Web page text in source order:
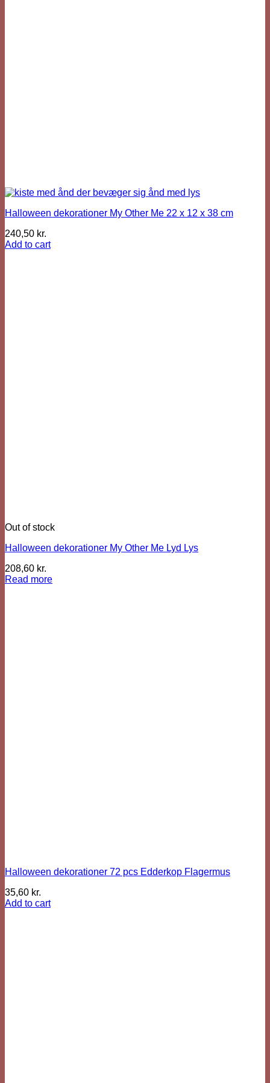
Halloween dekorationer My Other Me 22 x 12 x 38 cm
240,50 kr.
Add to cart
Out of stock
Halloween dekorationer My Other Me Lyd Lys
208,60 kr.
Read more
Halloween dekorationer 72 pcs Edderkop Flagermus
35,60 kr.
Add to cart